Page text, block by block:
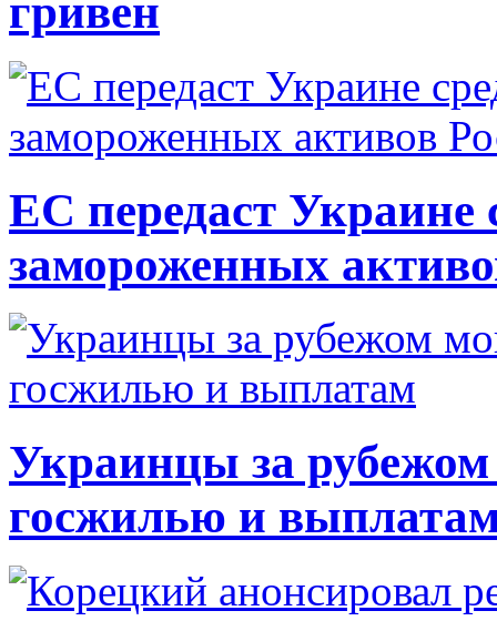
гривен
ЕС передаст Украине
замороженных
Украинцы за рубежом
госжилью и